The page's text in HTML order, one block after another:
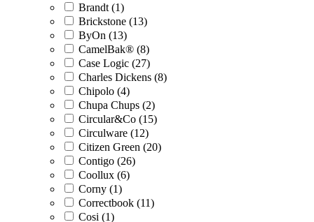
Brandt (1)
Brickstone (13)
ByOn (13)
CamelBak® (8)
Case Logic (27)
Charles Dickens (8)
Chipolo (4)
Chupa Chups (2)
Circular&Co (15)
Circulware (12)
Citizen Green (20)
Contigo (26)
Coollux (6)
Corny (1)
Correctbook (11)
Cosi (1)